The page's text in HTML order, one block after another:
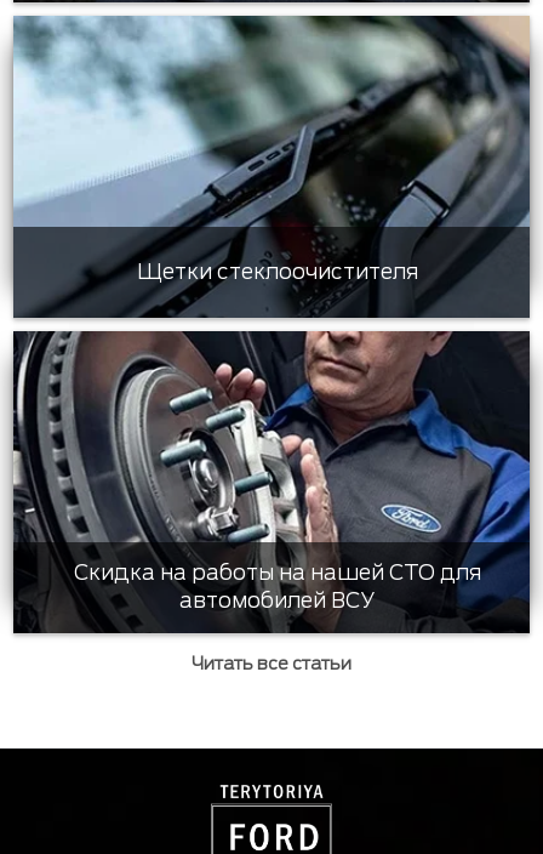
Щетки стеклоочистителя
Скидка на работы на нашей СТО для
автомобилей ВСУ
Читать все статьи